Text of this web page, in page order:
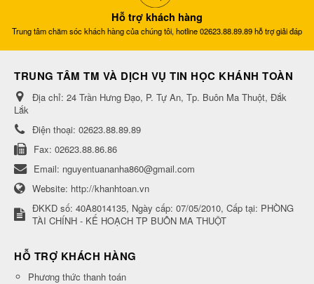
Hỗ trợ khách hàng
Trung tâm chăm sóc khách hàng của chúng tôi, hotline 02623.88.89.89 hỗ trợ giải đáp
TRUNG TÂM TM VÀ DỊCH VỤ TIN HỌC KHÁNH TOÀN
Địa chỉ: 24 Trần Hưng Đạo, P. Tự An, Tp. Buôn Ma Thuột, Đắk
Lắk
Điện thoại: 02623.88.89.89
Fax: 02623.88.86.86
Email: nguyentuananha860@gmail.com
Website: http://khanhtoan.vn
ĐKKD số: 40A8014135, Ngày cấp: 07/05/2010, Cấp tại: PHÒNG
TÀI CHÍNH - KẾ HOẠCH TP BUÔN MA THUỘT
HỖ TRỢ KHÁCH HÀNG
Phương thức thanh toán